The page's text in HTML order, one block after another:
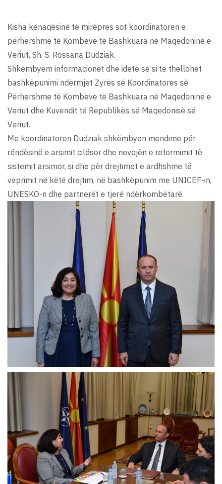
Kisha kënaqësinë të mirëpres sot koordinatoren e
përhershme të Kombeve të Bashkuara në Maqedoninë e
Veriut, Sh. S. Rossana Dudziak.
Shkëmbyem informacionet dhe idetë se si të thellohet
bashkëpunimi ndërmjet Zyrës së Koordinatores së
Përhershme të Kombeve të Bashkuara në Maqedoninë e
Veriut dhe Kuvendit të Republikës së Maqedonisë së
Veriut.
Me koordinatoren Dudziak shkëmbyen mendime për
rëndësinë e arsimit cilësor dhe nevojën e reformimit të
sistemit arsimor, si dhe për drejtimet e ardhshme të
veprimit në këtë drejtim, në bashkëpunim me UNICEF-in,
UNESKO-n dhe partnerët e tjerë ndërkombëtarë.